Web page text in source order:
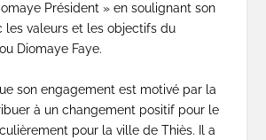
Président » en soulignant son
les valeurs et les objectifs du
Diomaye Faye.
son engagement est motivé par la
à un changement positif pour le
pour la ville de Thiès. Il a